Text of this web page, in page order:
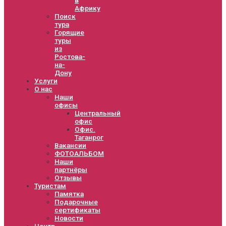
Африку
Поиск
тура
Горящие
туры
из
Ростова-
на-
Дону
Услуги
О нас
Наши
офисы
Центральный
офис
Офис.
Таганрог
Вакансии
ФОТОАЛЬБОМ
Наши
партнёры
Отзывы
Туристам
Памятка
Подарочные
сертификаты
Новости